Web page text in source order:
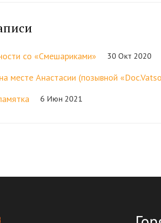
со «Смешариками» 30 Окт 2020
месте Анастасии (позывной
6 Июн 2021